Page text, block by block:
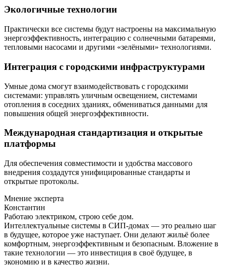
Экологичные технологии
Практически все системы будут настроены на максимальную
энергоэффективность, интеграцию с солнечными батареями,
тепловыми насосами и другими «зелёными» технологиями.
Интеграция с городскими инфраструктурами
Умные дома смогут взаимодействовать с городскими
системами: управлять уличным освещением, системами
отопления в соседних зданиях, обмениваться данными для
повышения общей энергоэффективности.
Международная стандартизация и открытые
платформы
Для обеспечения совместимости и удобства массового
внедрения создадутся унифицированные стандарты и
открытые протоколы.
Мнение эксперта
Константин
Работаю электриком, строю себе дом.
Интеллектуальные системы в СИП-домах — это реально шаг
в будущее, которое уже наступает. Они делают жильё более
комфортным, энергоэффективным и безопасным. Вложение в
такие технологии — это инвестиция в своё будущее, в
экономию и в качество жизни.